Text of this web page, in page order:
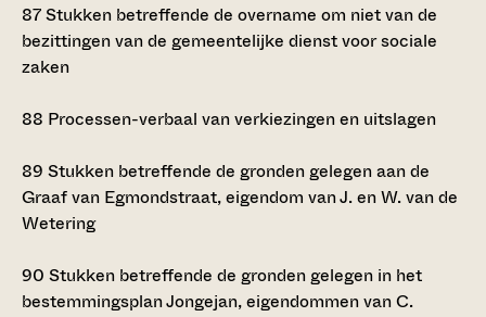
87Stukken betreffende de overname om niet van de
bezittingen van de gemeentelijke dienst voor sociale
zaken
88 Processen-verbaal van verkiezingen en uitslagen
89 Stukken betreffende de gronden gelegen aan de
Graaf van Egmondstraat, eigendom van J. en W. van de
Wetering
90 Stukken betreffende de gronden gelegen in het
bestemmingsplan Jongejan, eigendommen van C.